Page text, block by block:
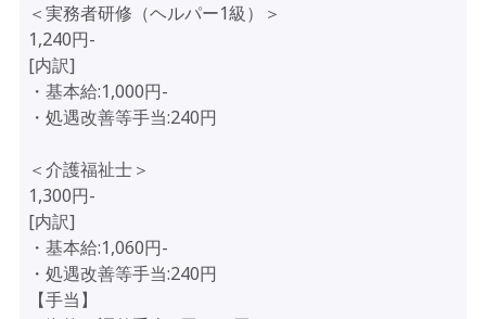
＜実務者研修（ヘルパー1級）＞
1,240円-
[内訳]
・基本給:1,000円-
・処遇改善等手当:240円
＜介護福祉士＞
1,300円-
[内訳]
・基本給:1,060円-
・処遇改善等手当:240円
【手当】